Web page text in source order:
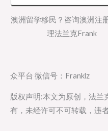
澳洲留学移民？咨询澳洲注
理法兰克Frank
众平台 微信号：Franklz
版权声明:本文为原创，法兰
有，未经许可不可转载，违者